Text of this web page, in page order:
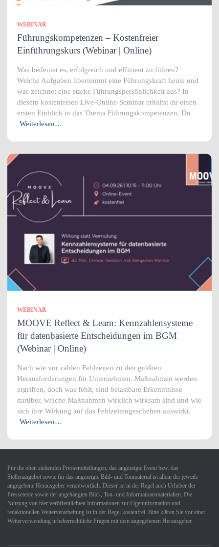
WEBINAR
Führungskompetenzen – Kostenfreier
Einführungskurs (Webinar | Online)
Was bedeutet es, erfolgreich und effizient zu führen?
Welche Aufgaben übernimmt eine Führungskraft heute und
was zeichnet eine starke Führungspersönlichkeit aus? In
diesem kostenfreien Live-Online-Seminar erhältst du einen
ersten Einblick in das Thema Führungskompetenzen. Du
Weiterlesen…
WEBINAR
MOOVE Reflect & Learn: Kennzahlensysteme
für datenbasierte Entscheidungen im BGM
(Webinar | Online)
Nach wie vor zählen Fehlzeiten zu den größten
Herausforderungen für Unternehmen. Maßnahmen werden
ergriffen, doch was fehlt, sind belastbare Erkenntnisse
darüber, welche Maßnahmen wirklich wirksam sind und wie
sich ihre Wirkung auf das Fehlzeitengeschehen auswirkt.
Weiterlesen…
Für die oben stehenden Pressemitteilungen, das angezeigte Event bzw. das
Stellenangebot sowie für das angezeigte Bild- und Tonmaterial ist allein der jeweils
angegebene Herausgeber verantwortlich. Dieser ist in der Regel auch Urheber der
Pressetexte sowie der angehängten Bild-, Ton- und Informationsmaterialien. Die
Nutzung von hier veröffentlichten Informationen zur Eigeninformation und
redaktionellen Weiterverarbeitung ist in der Regel kostenfrei. Bitte klären Sie vor einer
Weiterverwendung urheberrechtliche Fragen mit dem angegebenen Herausgeber.